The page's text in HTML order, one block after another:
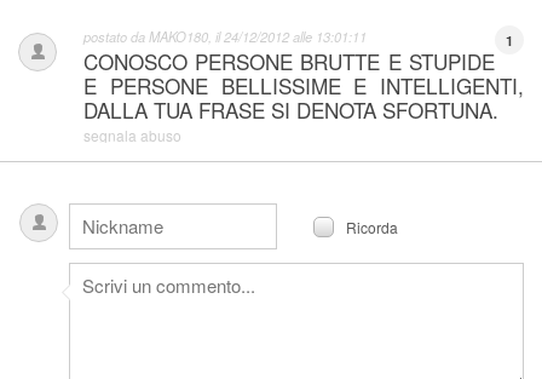
1
postato da MAKO180 , il24/12/2012 alle 13:01:11
CONOSCO PERSONE BRUTTE E STUPIDE
E PERSONE BELLISSIME E INTELLIGENTI,
DALLA TUA FRASE SI DENOTA SFORTUNA.
segnala abuso
Ricorda